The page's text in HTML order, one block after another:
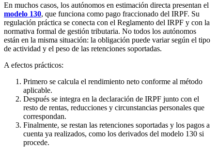
En muchos casos, los autónomos en estimación directa presentan el
modelo 130, que funciona como pago fraccionado del IRPF. Su
regulación práctica se conecta con el Reglamento del IRPF y con la
normativa formal de gestión tributaria. No todos los autónomos
están en la misma situación: la obligación puede variar según el tipo
de actividad y el peso de las retenciones soportadas.
A efectos prácticos:
Primero se calcula el rendimiento neto conforme al método
aplicable.
Después se integra en la declaración de IRPF junto con el
resto de rentas, reducciones y circunstancias personales que
correspondan.
Finalmente, se restan las retenciones soportadas y los pagos a
cuenta ya realizados, como los derivados del modelo 130 si
procede.